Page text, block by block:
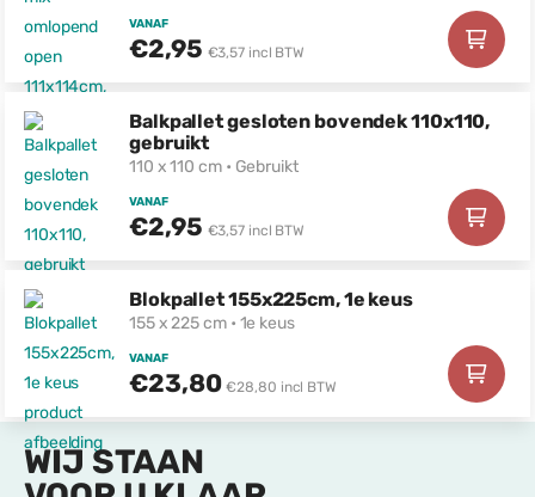
VANAF
€2,95 €3,57 incl BTW
Balkpallet gesloten bovendek 110x110,
gebruikt
110 x 110 cm • Gebruikt
VANAF
€2,95 €3,57 incl BTW
Blokpallet 155x225cm, 1e keus
155 x 225 cm • 1e keus
VANAF
€23,80 €28,80 incl BTW
WIJ STAAN